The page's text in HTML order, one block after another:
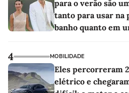
para o verão são
tanto para usar na
banho quanto em
4 MOBILIDADE
Eles percorreram
elétrico e